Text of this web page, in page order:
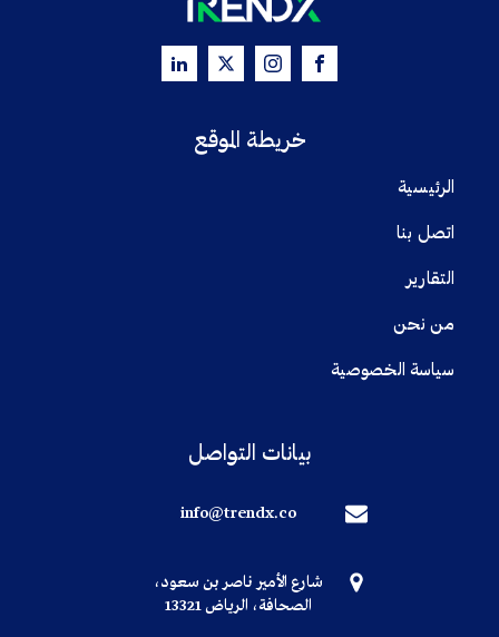
خريطة الموقع
الرئيسية
اتصل بنا
التقارير
من نحن
سياسة الخصوصية
بيانات التواصل
info@trendx.co
شارع الأمير ناصر بن سعود،
الصحافة، الرياض 13321